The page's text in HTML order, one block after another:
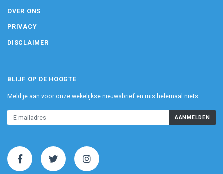
OVER ONS
PRIVACY
DISCLAIMER
BLIJF OP DE HOOGTE
Meld je aan voor onze wekelijkse nieuwsbrief en mis helemaal niets.
AANMELDEN